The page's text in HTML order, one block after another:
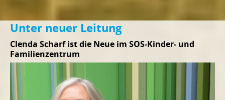
Unter neuer Leitung
Clenda Scharf ist die Neue im SOS-Kinder- und
Familienzentrum